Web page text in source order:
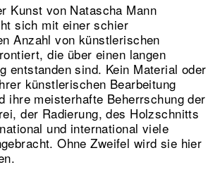
Kunst von Natascha Mann
sich mit einer schier
Anzahl von künstlerischen
die über einen langen
entstanden sind. Kein Material oder
künstlerischen Bearbeitung
ihre meisterhafte Beherrschung der
der Radierung, des Holzschnitts
und international viele
Ohne Zweifel wird sie hier